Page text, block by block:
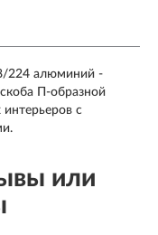
224 алюминий -
П-образной
с
или